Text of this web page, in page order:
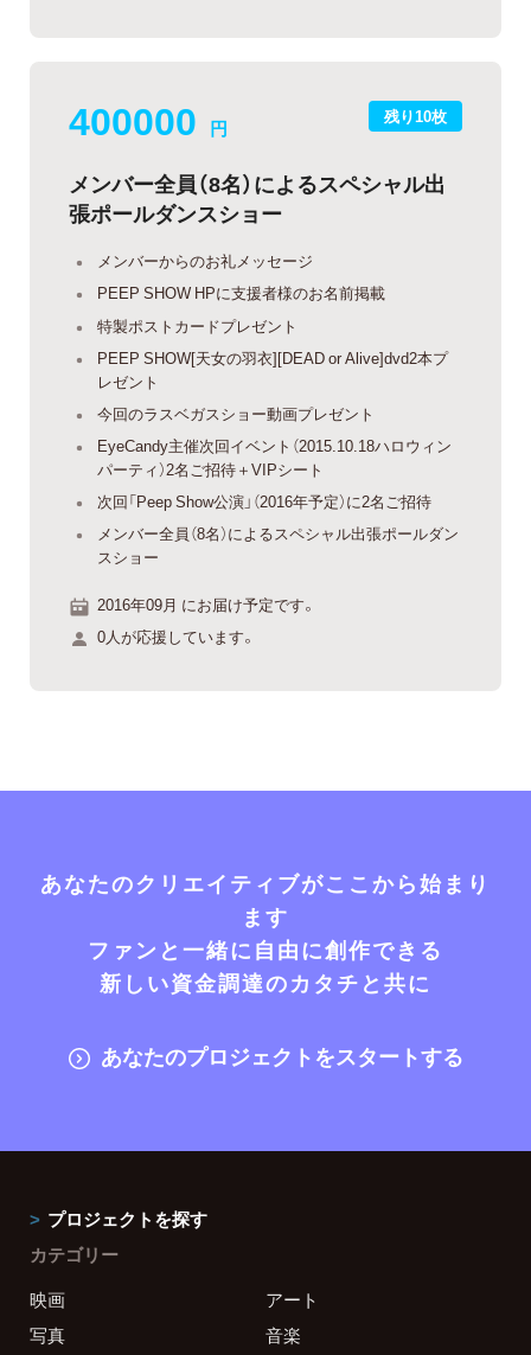
残り10枚
400000 円
メンバー全員（8名）によるスペシャル出
張ポールダンスショー
メンバーからのお礼メッセージ
PEEP SHOW HPに支援者様のお名前掲載
特製ポストカードプレゼント
PEEP SHOW[天女の羽衣][DEAD or Alive]dvd2本プ
レゼント
今回のラスベガスショー動画プレゼント
EyeCandy主催次回イベント（2015.10.18ハロウィン
パーティ）2名ご招待＋VIPシート
次回「Peep Show公演」（2016年予定）に2名ご招待
メンバー全員（8名）によるスペシャル出張ポールダン
スショー
2016年09月 にお届け予定です。
0人が応援しています。
あなたのクリエイティブがここから始まり
ます
ファンと一緒に自由に創作できる
新しい資金調達のカタチと共に
あなたのプロジェクトをスタートする
プロジェクトを探す
カテゴリー
映画
アート
写真
音楽